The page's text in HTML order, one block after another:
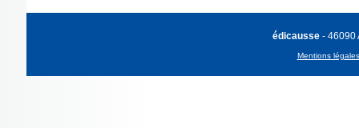
édicausse - 46090
Mentions légales